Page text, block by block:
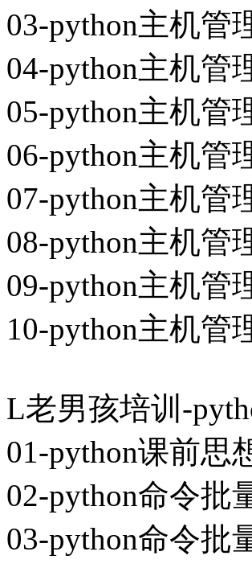
03-python主机管
04-python主机管
05-python主机管
06-python主机管
07-python主机管
08-python主机管
09-python主机管
10-python主机管
L老男孩培训-
01-python课前思
02-python命令批
03-python命令批